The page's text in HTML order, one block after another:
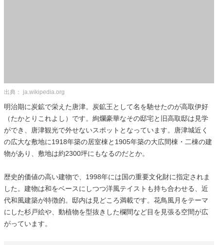
出典： ja.wikipedia.org
明治期に炭鉱で栄えた唐津。炭鉱王として名を馳せたのが高取伊好
（たかとりこれよし）です。絢爛豪華なその邸宅と旧高取邸は見学
ができ、唐津観光で外せないスポットとなっています。唐津城近く
の広大な敷地に1918年築の居室棟と1905年築の大広間棟・二棟の建
物があり、敷地は約2300坪にもなるのだとか。
歴史的価値の高い建物で、1998年には国の重要文化財に指定されま
した。建物は和をベースにしつつ洋風テイストも持ち合わせる、近
代和風建築が特徴的。邸内は見どころ満載です。花鳥風月をテーマ
にした杉戸絵や、動植物を型抜きした欄間など目を見張る空間が広
がっています。